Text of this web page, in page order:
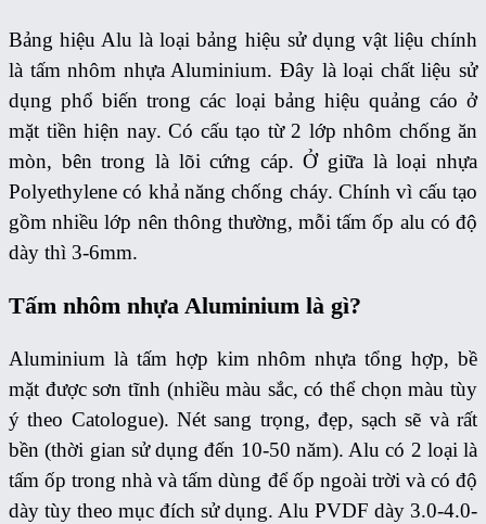
Bảng hiệu Alu là loại bảng hiệu sử dụng vật liệu chính
là tấm nhôm nhựa Aluminium. Đây là loại chất liệu sử
dụng phổ biến trong các loại bảng hiệu quảng cáo ở
mặt tiền hiện nay. Có cấu tạo từ 2 lớp nhôm chống ăn
mòn, bên trong là lõi cứng cáp. Ở giữa là loại nhựa
Polyethylene có khả năng chống cháy. Chính vì cấu tạo
gồm nhiều lớp nên thông thường, mỗi tấm ốp alu có độ
dày thì 3-6mm.
Tấm nhôm nhựa Aluminium là gì?
Aluminium là tấm hợp kim nhôm nhựa tổng hợp, bề
mặt được sơn tĩnh (nhiều màu sắc, có thể chọn màu tùy
ý theo Catologue). Nét sang trọng, đẹp, sạch sẽ và rất
bền (thời gian sử dụng đến 10-50 năm). Alu có 2 loại là
tấm ốp trong nhà và tấm dùng để ốp ngoài trời và có độ
dày tùy theo mục đích sử dụng. Alu PVDF dày 3.0-4.0-